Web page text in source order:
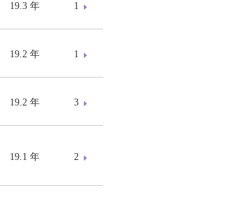
19.3 年 1
19.2 年 1
19.2 年 3
19.1 年 2